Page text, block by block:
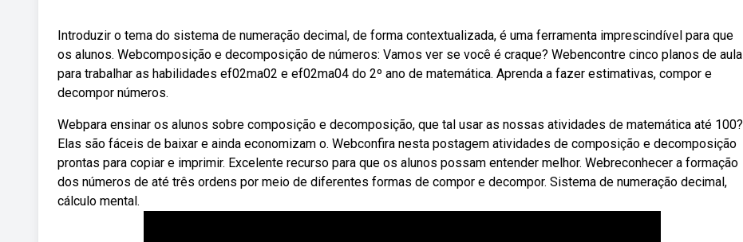
Introduzir o tema do sistema de numeração decimal, de forma contextualizada, é uma ferramenta imprescindível para que
os alunos. Webcomposição e decomposição de números: Vamos ver se você é craque? Webencontre cinco planos de aula
para trabalhar as habilidades ef02ma02 e ef02ma04 do 2º ano de matemática. Aprenda a fazer estimativas, compor e
decompor números.
Webpara ensinar os alunos sobre composição e decomposição, que tal usar as nossas atividades de matemática até 100?
Elas são fáceis de baixar e ainda economizam o. Webconfira nesta postagem atividades de composição e decomposição
prontas para copiar e imprimir. Excelente recurso para que os alunos possam entender melhor. Webreconhecer a formação
dos números de até três ordens por meio de diferentes formas de compor e decompor. Sistema de numeração decimal,
cálculo mental.